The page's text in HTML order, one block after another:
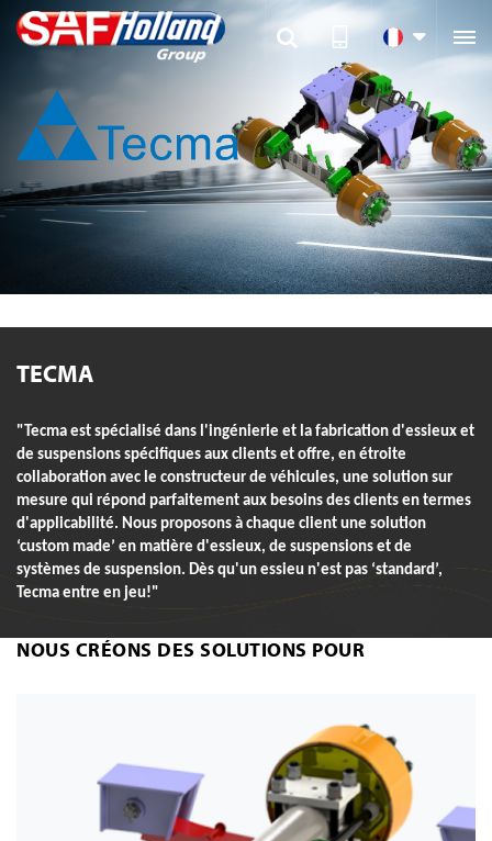

TECMA
"Tecma est spécialisé dans l'ingénierie et la fabrication d'essieux et
de suspensions spécifiques aux clients et offre, en étroite
collaboration avec le constructeur de véhicules, une solution sur
mesure qui répond parfaitement aux besoins des clients en termes
d'applicabilité. Nous proposons à chaque client une solution
‘custom made’ en matière d'essieux, de suspensions et de
systèmes de suspension. Dès qu'un essieu n'est pas ‘standard’,
Tecma entre en jeu!"
NOUS CRÉONS DES SOLUTIONS POUR